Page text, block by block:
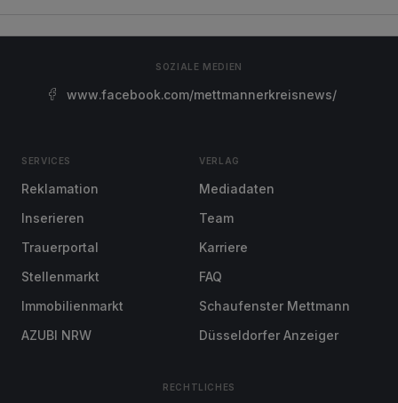
SOZIALE MEDIEN
www.facebook.com/mettmannerkreisnews/
SERVICES
Reklamation
Inserieren
Trauerportal
Stellenmarkt
Immobilienmarkt
AZUBI NRW
VERLAG
Mediadaten
Team
Karriere
FAQ
Schaufenster Mettmann
Düsseldorfer Anzeiger
RECHTLICHES